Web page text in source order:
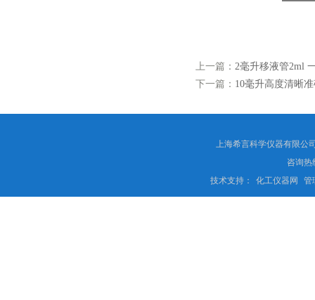
上一篇： 2毫升移液管2ml
下一篇： 10毫升高度清晰
上海希言科学仪器有限公
咨询热
技术支持：
化工仪器网 管